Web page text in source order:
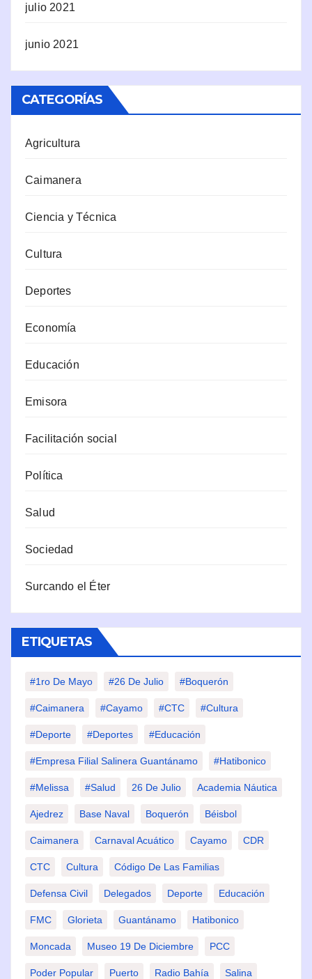
julio 2021
junio 2021
CATEGORÍAS
Agricultura
Caimanera
Ciencia y Técnica
Cultura
Deportes
Economía
Educación
Emisora
Facilitación social
Política
Salud
Sociedad
Surcando el Éter
ETIQUETAS
#1ro De Mayo #26 De Julio #Boquerón
#Caimanera #Cayamo #CTC #Cultura
#Deporte #deportes #Educación
#Empresa Filial Salinera Guantánamo #Hatibonico
#Melissa #Salud 26 De Julio Academia Náutica
Ajedrez Base Naval Boquerón Béisbol
Caimanera Carnaval Acuático Cayamo CDR
CTC Cultura Código De Las Familias
Defensa Civil Delegados Deporte Educación
FMC Glorieta Guantánamo Hatibonico
Moncada Museo 19 De Diciembre PCC
Poder Popular Puerto Radio Bahía Salina